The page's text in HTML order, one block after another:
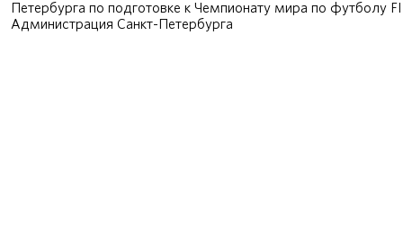
Петербурга по подготовке к Чемпионату мира по футболу
Администрация Санкт-Петербурга